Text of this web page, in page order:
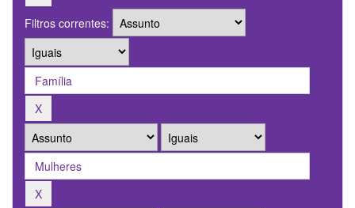
Filtros correntes: